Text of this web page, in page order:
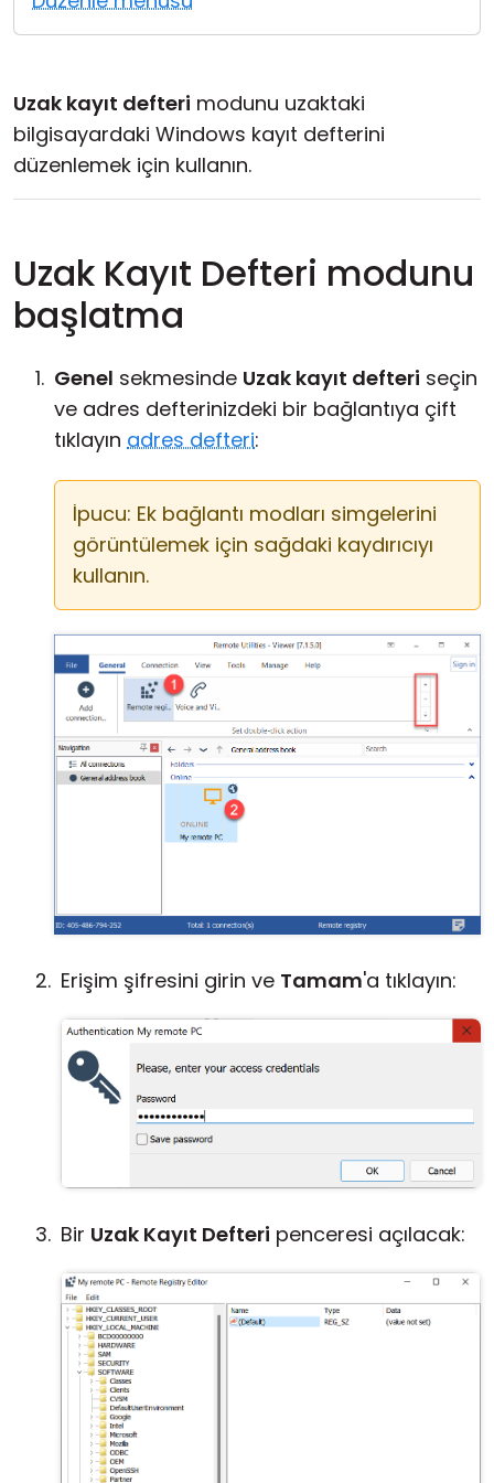
Uzak kayıt defteri modunu uzaktaki
bilgisayardaki Windows kayıt defterini
düzenlemek için kullanın.
Uzak Kayıt Defteri modunu
başlatma
Genel sekmesinde Uzak kayıt defteri seçin
ve adres defterinizdeki bir bağlantıya çift
tıklayın adres defteri:
İpucu: Ek bağlantı modları simgelerini
görüntülemek için sağdaki kaydırıcıyı
kullanın.
Erişim şifresini girin ve Tamam'a tıklayın:
Bir Uzak Kayıt Defteri penceresi açılacak:
Bulut ve Yerel